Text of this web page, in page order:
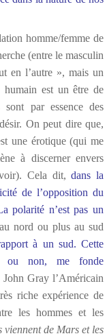
homme/femme de
(entre le masculin
en l’autre », mais un
humain est un être de
par essence des
On peut dire que,
une érotique (qui me
à discerner envers
Cela dit,dans la
de l’opposition du
polarité n’est pas un
nord ou plus au sud
à un sud. Cette
ou non, me fonde
John Gray l’Américain
riche expérience de
les hommes et les
viennent de Mars et les